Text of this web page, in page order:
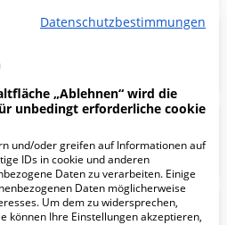
Zentrum
Praxis Radiologie
Datenschutzbestimmungen
„Ablehnen“ wird die
unbedingt erforderliche cookie
und/oder greifen auf Informationen auf
IDs in cookie und anderen
Daten zu verarbeiten. Einige
Daten möglicherweise
Um dem zu widersprechen,
können Ihre Einstellungen akzeptieren,